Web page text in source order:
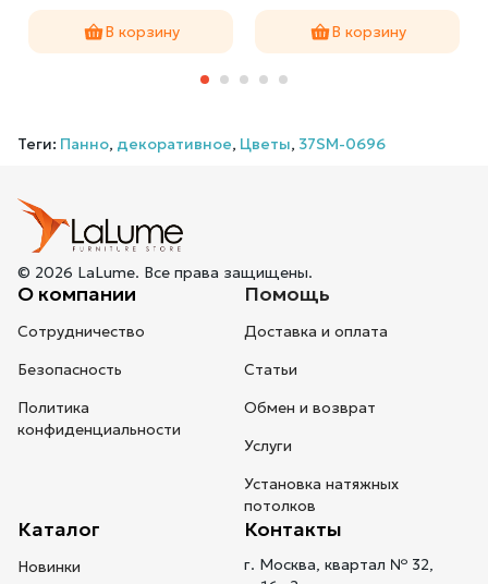
В корзину В корзину
Теги: Панно, декоративное, Цветы, 37SM-0696
© 2026 LaLume. Все права защищены.
О компании
Сотрудничество
Безопасность
Политика
конфиденциальности
Помощь
Доставка и оплата
Статьи
Обмен и возврат
Услуги
Установка натяжных
потолков
Каталог
Новинки
Контакты
г. Москва, квартал № 32,